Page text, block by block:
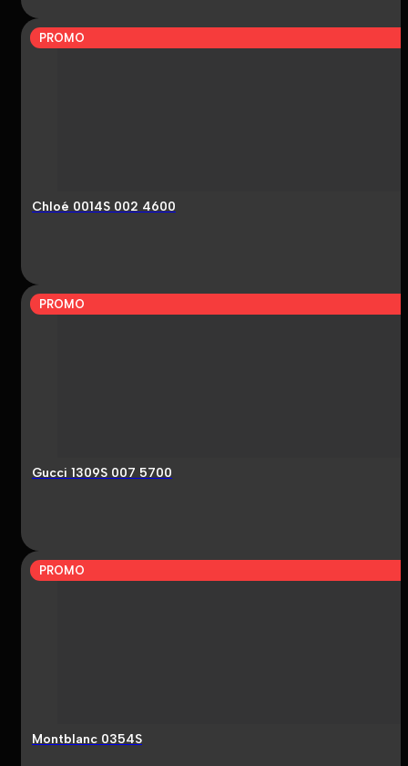
PROMO
Chloé 0014S 002 4600
PROMO
Gucci 1309S 007 5700
PROMO
Montblanc 0354S